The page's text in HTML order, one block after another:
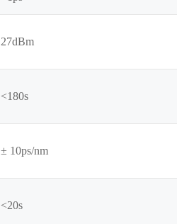
27dBm
<180s
± 10ps/nm
<20s